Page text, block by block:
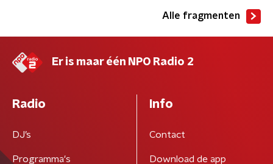
Alle fragmenten
Er is maar één NPO Radio 2
Radio
DJ’s
Programma's
Info
Contact
Download de app